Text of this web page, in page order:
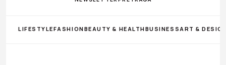
LIFESTYLEFASHIONBEAUTY & HEALTHBUSINESS ART &